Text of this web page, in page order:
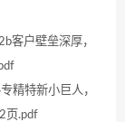
客户壁垒深厚，
精特新小巨人，
页.pdf